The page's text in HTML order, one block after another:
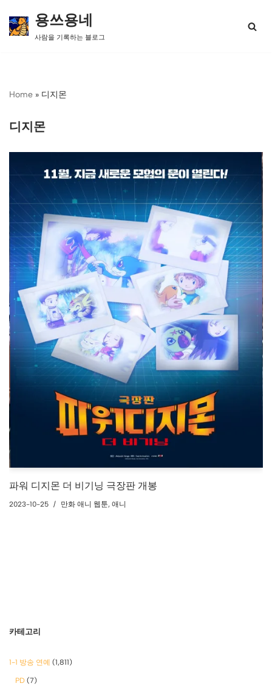
콘
너
용쓰용네
사람을 기록하는 블로그
Home » 디지몬
디지몬
파워 디지몬 더 비기닝 극장판 개봉
2023-10-25 만화 애니 웹툰, 애니
카테고리
1-1 방송 연예 (1,811)
PD (7)